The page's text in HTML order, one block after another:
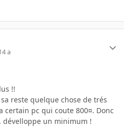
a
!!
reste quelque chose de trés
pc qui coute 800¤. Donc
dévelloppe un minimum !